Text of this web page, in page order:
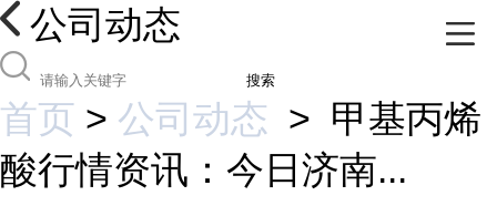
公司动态
搜索
首页 > 公司动态 > 甲基丙烯
酸行情资讯：今日济南...